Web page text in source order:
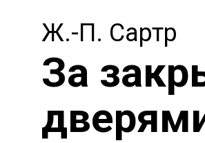
Ж.-П. Сартр
За